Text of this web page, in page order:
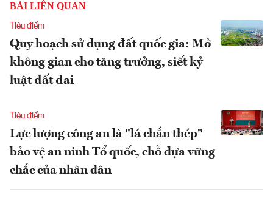
BÀI LIÊN QUAN
Tiêu điểm
Quy hoạch sử dụng đất quốc gia: Mở
không gian cho tăng trưởng, siết kỷ
luật đất đai
Tiêu điểm
Lực lượng công an là "lá chắn thép"
bảo vệ an ninh Tổ quốc, chỗ dựa vững
chắc của nhân dân